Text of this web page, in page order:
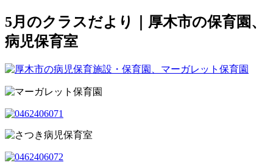
5月のクラスだより｜厚木市の保育園、
病児保育室